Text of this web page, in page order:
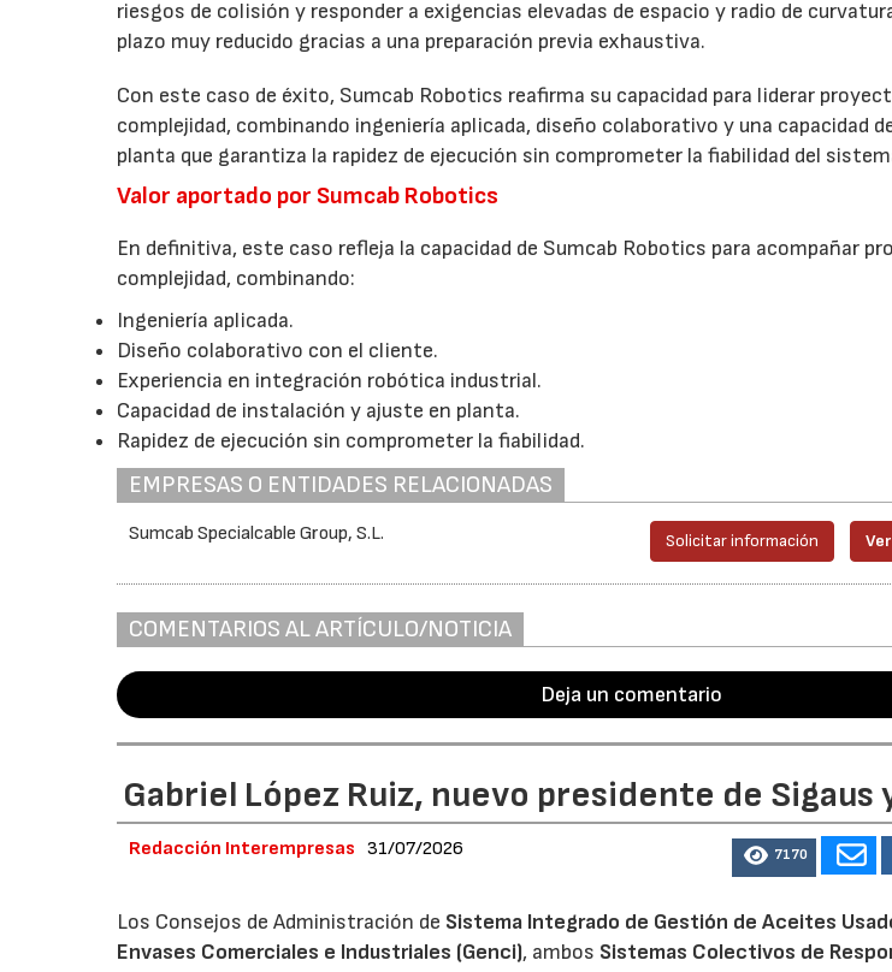
riesgos de colisión y responder a exigencias elevadas de espacio y radio de
plazo muy reducido gracias a una preparación previa exhaustiva.
Con este caso de éxito, Sumcab Robotics reafirma su capacidad para liderar
complejidad, combinando ingeniería aplicada, diseño colaborativo y una capacidad
planta que garantiza la rapidez de ejecución sin comprometer la fiabilidad del
Valor aportado por Sumcab Robotics
En definitiva, este caso refleja la capacidad de Sumcab Robotics para acompañar
complejidad, combinando:
Ingeniería aplicada.
Diseño colaborativo con el cliente.
Experiencia en integración robótica industrial.
Capacidad de instalación y ajuste en planta.
Rapidez de ejecución sin comprometer la fiabilidad.
EMPRESAS O ENTIDADES RELACIONADAS
Sumcab Specialcable Group, S.L. Solicitar información
COMENTARIOS AL ARTÍCULO/NOTICIA
Deja un comentario
Gabriel López Ruiz, nuevo presidente de Sigaus
Redacción Interempresas 31/07/2026 7170
Los Consejos de Administración de Sistema Integrado de Gestión de Aceites
Envases Comerciales e Industriales (Genci), ambos Sistemas Colectivos de